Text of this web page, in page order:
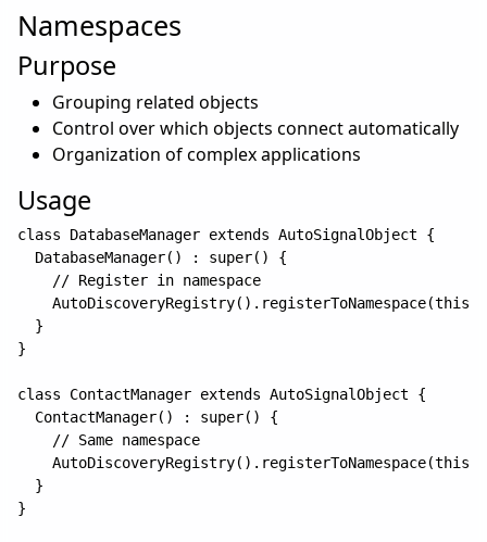
Namespaces
Purpose
Grouping related objects
Control over which objects connect automatically
Organization of complex applications
Usage
class DatabaseManager extends AutoSignalObject {
  DatabaseManager() : super() {
    // Register in namespace
AutoDiscoveryRegistry().registerToNamespace(this,
  }
}
class ContactManager extends AutoSignalObject {
  ContactManager() : super() {
    // Same namespace
AutoDiscoveryRegistry().registerToNamespace(this,
  }
}